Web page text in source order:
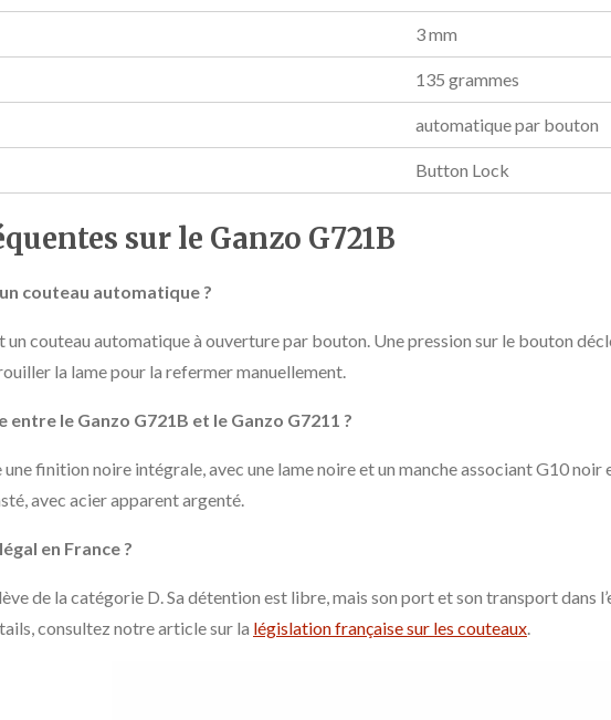
3 mm
135 grammes
automatique par bouton
Button Lock
sur le Ganzo G721B
couteau automatique ?
un couteau automatique à ouverture par bouton. Une pression sur le bouton
la lame pour la refermer manuellement.
le Ganzo G721B et le Ganzo G7211 ?
finition noire intégrale, avec une lame noire et un manche associant G10
avec acier apparent argenté.
en France ?
de la catégorie D. Sa détention est libre, mais son port et son transport dans
consultez notre article sur la législation française sur les couteaux